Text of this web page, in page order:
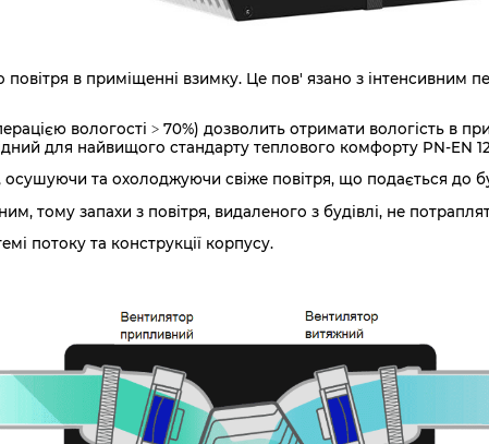
в приміщенні взимку. Це пов' язано з інтенсивним
вологості ˃ 70%) дозволить отримати вологість в
для найвищого стандарту теплового комфорту PN-EN
та охолоджуючи свіже повітря, що подається до
тому запахи з повітря, видаленого з будівлі, не
потоку та конструкції корпусу.